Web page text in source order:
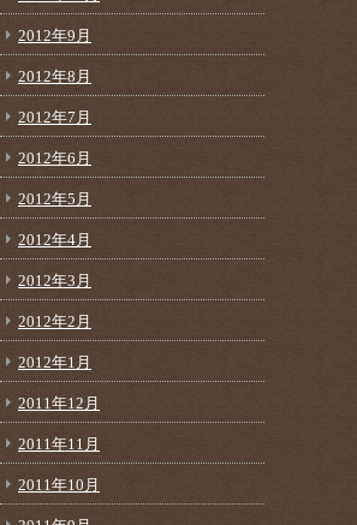
2012年9月
2012年8月
2012年7月
2012年6月
2012年5月
2012年4月
2012年3月
2012年2月
2012年1月
2011年12月
2011年11月
2011年10月